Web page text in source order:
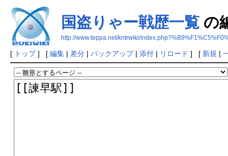
国盗りゃー戦歴一覧の
http://www.teppa.net/kntrwiki/
[ トップ] [ 編集| 差分| バックアップ| 添付| リロード ] [ 新規 |